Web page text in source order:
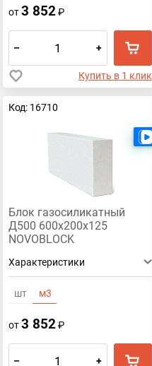
от3 852₽
– +
Купить в 1 клик
Код: 16710
Блок газосиликатный
Д500 600х200х125
NOVOBLOCK
Характеристики
шт м3
от3 852₽
– +